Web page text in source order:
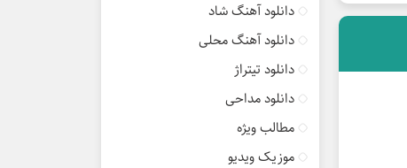
دانلود آهنگ شاد
دانلود آهنگ محلی
دانلود تیتراژ
دانلود مداحی
مطالب ویژه
موزیک ویدیو